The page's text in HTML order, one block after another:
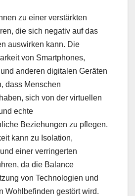
zu einer verstärkten
die sich negativ auf das
auswirken kann. Die
von Smartphones,
anderen digitalen Geräten
dass Menschen
sich von der virtuellen
echte
Beziehungen zu pflegen.
kann zu Isolation,
einer verringerten
da die Balance
von Technologien und
Wohlbefinden gestört wird.